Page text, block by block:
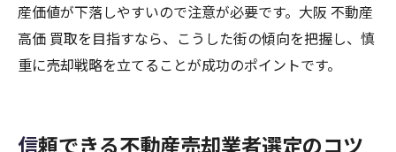
産価値が下落しやすいので注意が必要です。大阪 不動産
高価 買取を目指すなら、こうした街の傾向を把握し、慎
重に売却戦略を立てることが成功のポイントです。
信頼できる不動産売却業者選定のコツ